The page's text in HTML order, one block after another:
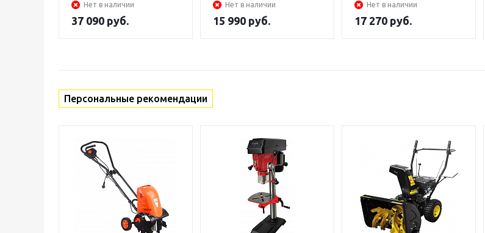
Нет в наличии
37 090 руб.
Нет в наличии
15 990 руб.
Нет в наличии
17 270 руб.
Персональные рекомендации